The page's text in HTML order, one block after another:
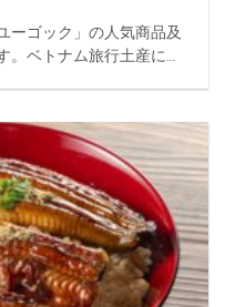
ーゴック」の人気商品及
ベトナム旅行土産に迷